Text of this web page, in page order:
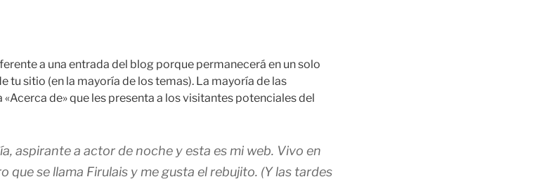
a una entrada del blog porque permanecerá en un solo
tu sitio (en la mayoría de los temas). La mayoría de las
de» que les presenta a los visitantes potenciales del
aspirante a actor de noche y esta es mi web. Vivo en
que se llama Firulais y me gusta el rebujito. (Y las tardes